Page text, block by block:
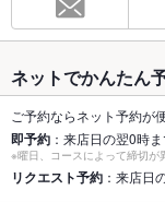
90席(【
階：32席)
最大宴会収
容人数
105人(【
105様)
個室 あり ：【
座敷 あり ：
ネットでかんたん
ご予約ならネット予約が
即予約 ：来店日の翌0時
※曜日、コースによって締切が
リクエスト予約 ：来店日